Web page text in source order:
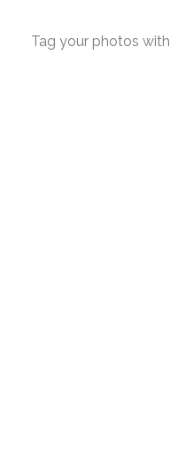
Tag your photos with